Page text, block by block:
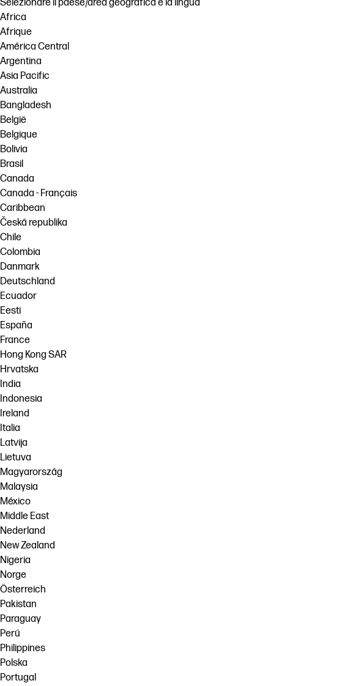
Selezionare il paese/area geografica e la lingua
Africa
Afrique
América Central
Argentina
Asia Pacific
Australia
Bangladesh
België
Belgique
Bolivia
Brasil
Canada
Canada - Français
Caribbean
Česká republika
Chile
Colombia
Danmark
Deutschland
Ecuador
Eesti
España
France
Hong Kong SAR
Hrvatska
India
Indonesia
Ireland
Italia
Latvija
Lietuva
Magyarország
Malaysia
México
Middle East
Nederland
New Zealand
Nigeria
Norge
Österreich
Pakistan
Paraguay
Perú
Philippines
Polska
Portugal